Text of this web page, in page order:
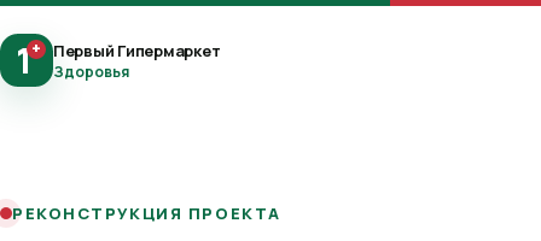
1+ Первый Гипермаркет
Здоровья
РЕКОНСТРУКЦИЯ ПРОЕКТА